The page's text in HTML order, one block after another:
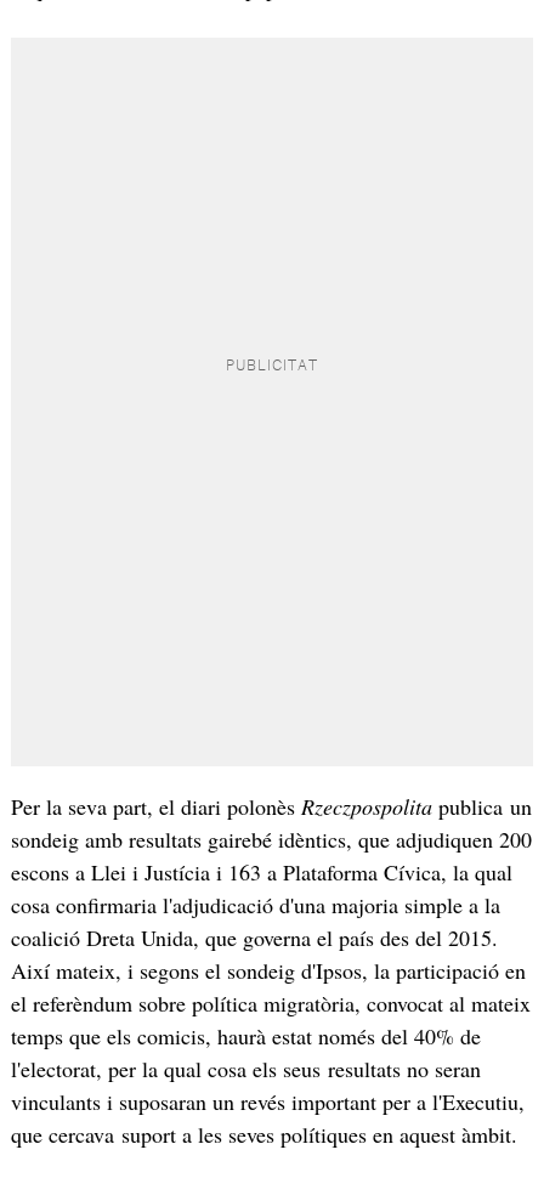
Per la seva part, el diari polonès Rzeczpospolitapublica un
sondeig amb resultats gairebé idèntics, que adjudiquen 200
escons a Llei i Justícia i 163 a Plataforma Cívica, la qual
cosa confirmaria l'adjudicació d'una majoria simple a la
coalició Dreta Unida, que governa el país des del 2015.
Així mateix, i segons el sondeig d'Ipsos, la participació en
el referèndum sobre política migratòria, convocat al mateix
temps que els comicis, haurà estat només del 40% de
l'electorat, per la qual cosa els seus resultats no seran
vinculants i suposaran un revés important per a l'Executiu,
que cercava suport a les seves polítiques en aquest àmbit.